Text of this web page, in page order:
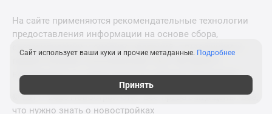
акции
Макс
На сайте применяются рекомендательные технологии
предоставления информации на основе сбора,
систематизации и анализа сведений, относящихся к
находящихся на территории Российской Федерации.
© 2011—2026 Новострой-СПб. Все права защищены. Всё,
что нужно знать о новостройках
Сайт использует ваши куки и прочие метаданные. Подробнее
Принять